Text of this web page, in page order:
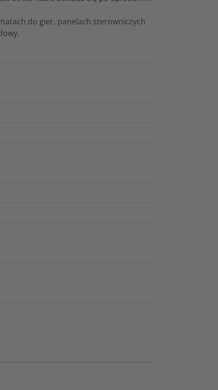
do gier, panelach sterowniczych